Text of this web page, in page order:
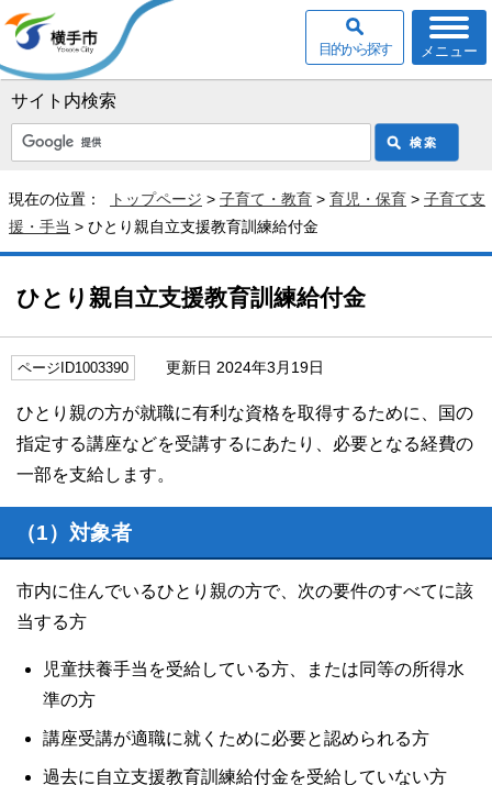
サイト内検索
メニュー
目的から探す
現在の位置： トップページ > 子育て・教育 > 育児・保育 > 子育て支
援・手当 > ひとり親自立支援教育訓練給付金
ひとり親自立支援教育訓練給付金
ページID1003390 更新日 2024年3月19日
ひとり親の方が就職に有利な資格を取得するために、国の
指定する講座などを受講するにあたり、必要となる経費の
一部を支給します。
（1）対象者
市内に住んでいるひとり親の方で、次の要件のすべてに該
当する方
児童扶養手当を受給している方、または同等の所得水
準の方
講座受講が適職に就くために必要と認められる方
過去に自立支援教育訓練給付金を受給していない方